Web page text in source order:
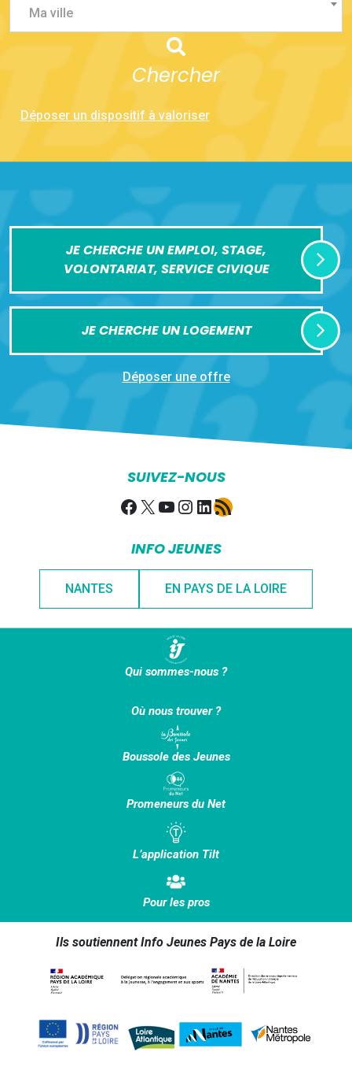
Ma ville
Chercher
Déposer un dispositif à valoriser
JE CHERCHE UN EMPLOI, STAGE,
VOLONTARIAT, SERVICE CIVIQUE
JE CHERCHE UN LOGEMENT
Déposer une offre
SUIVEZ-NOUS
Facebook
X YouTube
Instagram
LinkedIn
Flux RSS
INFO JEUNES
NANTES EN PAYS DE LA LOIRE
Qui sommes-nous ?
Où nous trouver ?
Boussole des Jeunes
Promeneurs du Net
L’application Tilt
Pour les pros
Ils soutiennent Info Jeunes Pays de la Loire